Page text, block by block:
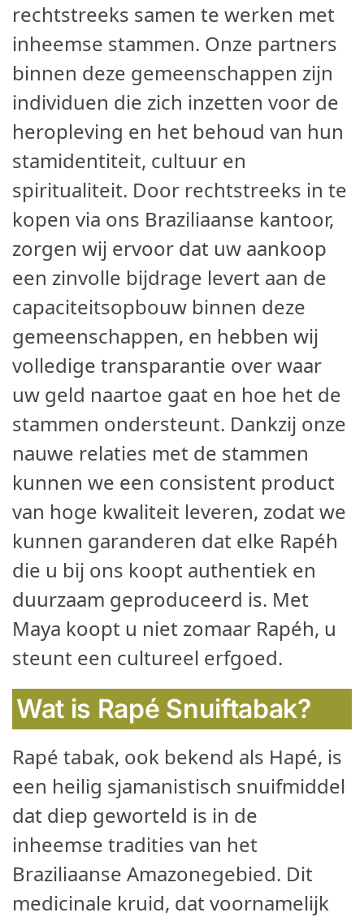
rechtstreeks samen te werken met
inheemse stammen. Onze partners
binnen deze gemeenschappen zijn
individuen die zich inzetten voor de
heropleving en het behoud van hun
stamidentiteit, cultuur en
spiritualiteit. Door rechtstreeks in te
kopen via ons Braziliaanse kantoor,
zorgen wij ervoor dat uw aankoop
een zinvolle bijdrage levert aan de
capaciteitsopbouw binnen deze
gemeenschappen, en hebben wij
volledige transparantie over waar
uw geld naartoe gaat en hoe het de
stammen ondersteunt. Dankzij onze
nauwe relaties met de stammen
kunnen we een consistent product
van hoge kwaliteit leveren, zodat we
kunnen garanderen dat elke Rapéh
die u bij ons koopt authentiek en
duurzaam geproduceerd is. Met
Maya koopt u niet zomaar Rapéh, u
steunt een cultureel erfgoed.
Wat is Rapé Snuiftabak?
Rapé tabak, ook bekend als Hapé, is
een heilig sjamanistisch snuifmiddel
dat diep geworteld is in de
inheemse tradities van het
Braziliaanse Amazonegebied. Dit
medicinale kruid, dat voornamelijk